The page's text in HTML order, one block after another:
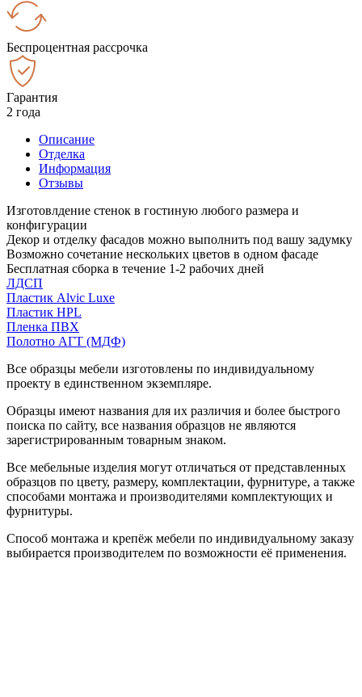
Беспроцентная рассрочка
Гарантия
2 года
Описание
Отделка
Информация
Отзывы
Изготовлдение стенок в гостиную любого размера и
конфигурации
Декор и отделку фасадов можно выполнить под вашу задумку
Возможно сочетание нескольких цветов в одном фасаде
Бесплатная сборка в течение 1-2 рабочих дней
ЛДСП
Пластик Alvic Luxe
Пластик HPL
Пленка ПВХ
Полотно АГТ (МДФ)
Все образцы мебели изготовлены по индивидуальному
проекту в единственном экземпляре.
Образцы имеют названия для их различия и более быстрого
поиска по сайту, все названия образцов не являются
зарегистрированным товарным знаком.
Все мебельные изделия могут отличаться от представленных
образцов по цвету, размеру, комплектации, фурнитуре, а также
способами монтажа и производителями комплектующих и
фурнитуры.
Способ монтажа и крепёж мебели по индивидуальному заказу
выбирается производителем по возможности её применения.